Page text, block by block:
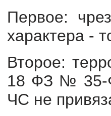
Первое:
характера -
Второе:
18 ФЗ № 35-
ЧС не